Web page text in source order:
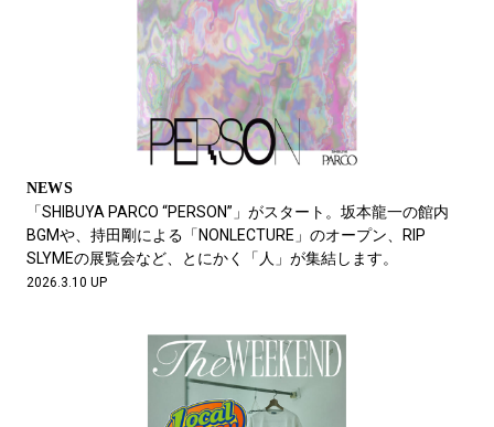
NEWS
「SHIBUYA PARCO “PERSON”」がスタート。坂本龍一の館内
BGMや、持田剛による「NONLECTURE」のオープン、RIP
SLYMEの展覧会など、とにかく「人」が集結します。
2026.3.10 UP